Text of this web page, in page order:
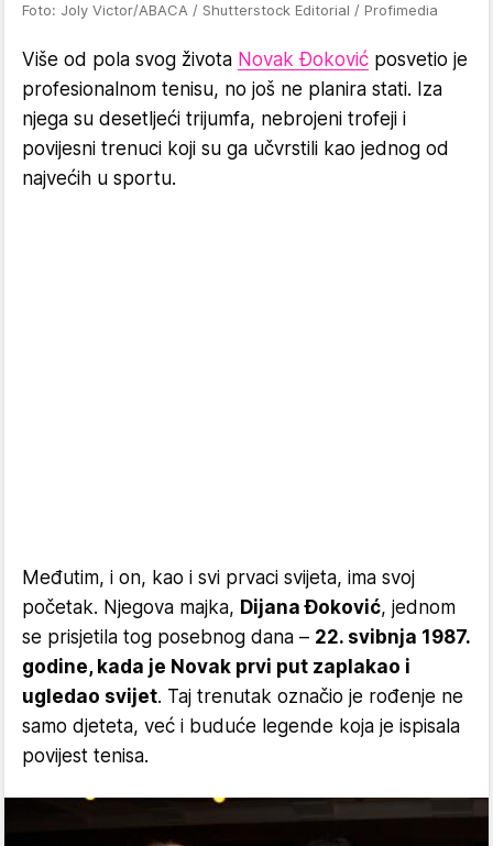
Foto: Joly Victor/ABACA / Shutterstock Editorial / Profimedia
Više od pola svog života Novak Đoković posvetio je
profesionalnom tenisu, no još ne planira stati. Iza
njega su desetljeći trijumfa, nebrojeni trofeji i
povijesni trenuci koji su ga učvrstili kao jednog od
najvećih u sportu.
Međutim, i on, kao i svi prvaci svijeta, ima svoj
početak. Njegova majka, Dijana Đoković, jednom
se prisjetila tog posebnog dana – 22. svibnja 1987.
godine, kada je Novak prvi put zaplakao i
ugledao svijet. Taj trenutak označio je rođenje ne
samo djeteta, već i buduće legende koja je ispisala
povijest tenisa.